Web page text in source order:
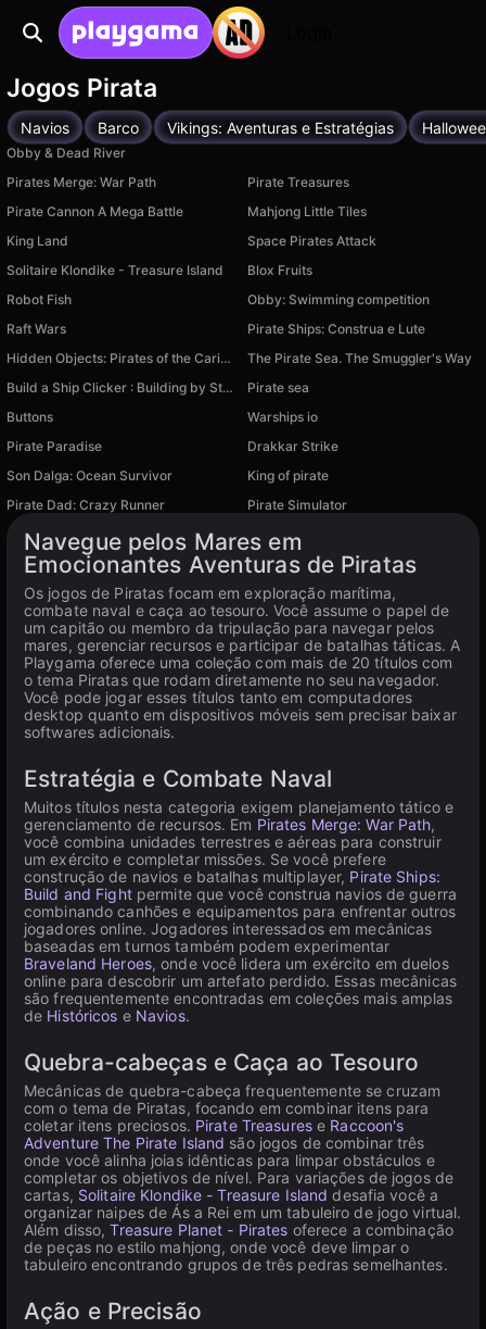
Jogos Pirata
Navios Barco Vikings: Aventuras e Estratégias
Obby & Dead River
Pirates Merge: War Path
Pirate Treasures
Pirate Cannon A Mega Battle
Mahjong Little Tiles
King Land
Space Pirates Attack
Solitaire Klondike - Treasure Island
Blox Fruits
Robot Fish
Obby: Swimming competition
Raft Wars
Pirate Ships: Construa e Lute
Hidden Objects: Pirates of the Caribbean
The Pirate Sea. The Smuggler's Way
Build a Ship Clicker : Building by Steps
Pirate sea
Buttons
Warships io
Pirate Paradise
Drakkar Strike
Son Dalga: Ocean Survivor
King of pirate
Pirate Dad: Crazy Runner
Pirate Simulator
Navegue pelos Mares em
Emocionantes Aventuras de Piratas
Os jogos de Piratas focam em exploração marítima,
combate naval e caça ao tesouro. Você assume o papel de
um capitão ou membro da tripulação para navegar pelos
mares, gerenciar recursos e participar de batalhas táticas. A
Playgama oferece uma coleção com mais de 20 títulos com
o tema Piratas que rodam diretamente no seu navegador.
Você pode jogar esses títulos tanto em computadores
desktop quanto em dispositivos móveis sem precisar baixar
softwares adicionais.
Estratégia e Combate Naval
Muitos títulos nesta categoria exigem planejamento tático e
gerenciamento de recursos. Em Pirates Merge: War Path,
você combina unidades terrestres e aéreas para construir
um exército e completar missões. Se você prefere
construção de navios e batalhas multiplayer, Pirate Ships:
Build and Fightpermite que você construa navios de guerra
combinando canhões e equipamentos para enfrentar outros
jogadores online. Jogadores interessados em mecânicas
baseadas em turnos também podem experimentar
Braveland Heroes, onde você lidera um exército em duelos
online para descobrir um artefato perdido. Essas mecânicas
são frequentemente encontradas em coleções mais amplas
de Históricos e Navios.
Quebra-cabeças e Caça ao Tesouro
Mecânicas de quebra-cabeça frequentemente se cruzam
com o tema de Piratas, focando em combinar itens para
coletar itens preciosos. Pirate Treasurese Raccoon's
Adventure The Pirate Island são jogos de combinar três
onde você alinha joias idênticas para limpar obstáculos e
completar os objetivos de nível. Para variações de jogos de
cartas, Solitaire Klondike - Treasure Island desafia você a
organizar naipes de Ás a Rei em um tabuleiro de jogo virtual.
Além disso,Treasure Planet - Pirates oferece a combinação
de peças no estilo mahjong, onde você deve limpar o
tabuleiro encontrando grupos de três pedras semelhantes.
Ação e Precisão